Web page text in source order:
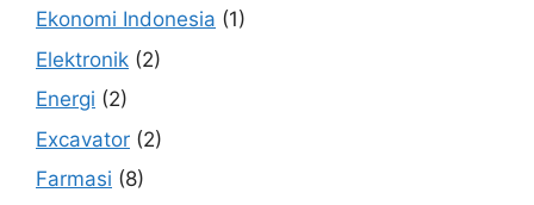
Ekonomi Indonesia (1)
Elektronik (2)
Energi (2)
Excavator (2)
Farmasi (8)